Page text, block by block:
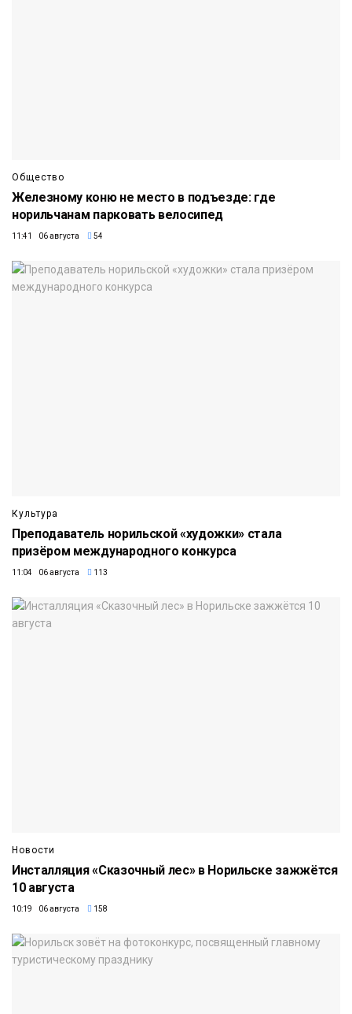
Общество
Железному коню не место в подъезде: где
норильчанам парковать велосипед
11:41 06 августа 54
Культура
Преподаватель норильской «художки» стала
призёром международного конкурса
11:04 06 августа 113
Новости
Инсталляция «Сказочный лес» в Норильске зажжётся
10 августа
10:19 06 августа 158